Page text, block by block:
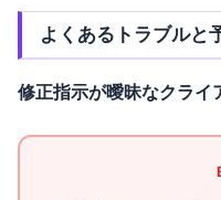
よくあるトラブルと
修正指示が曖昧なクライ